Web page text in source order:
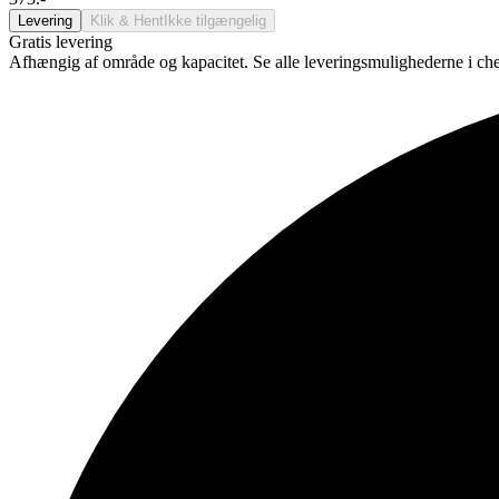
Levering Klik & Hent Ikke tilgængelig
Gratis levering
Afhængig af område og kapacitet. Se alle leveringsmulighederne i